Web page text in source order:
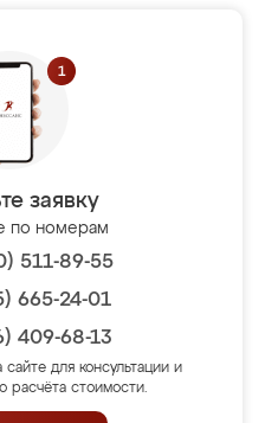
заявку
по номерам
511-89-55
665-24-01
409-68-13
сайте для консультации и
расчёта стоимости.